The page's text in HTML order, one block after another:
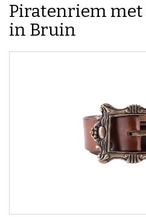
Piratenriem met
in Bruin